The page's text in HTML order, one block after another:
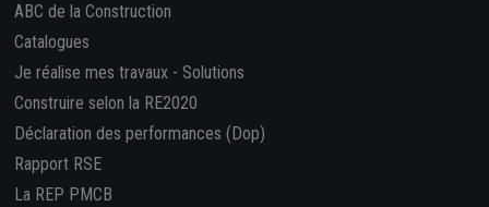
ABC de la Construction
Catalogues
Je réalise mes travaux - Solutions
Construire selon la RE2020
Déclaration des performances (Dop)
Rapport RSE
La REP PMCB